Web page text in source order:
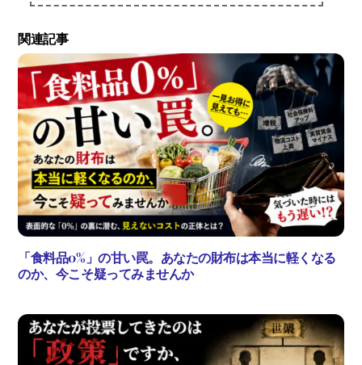
関連記事
「食料品0%」の甘い罠。あなたの財布は本当に軽くなる
のか、今こそ疑ってみませんか